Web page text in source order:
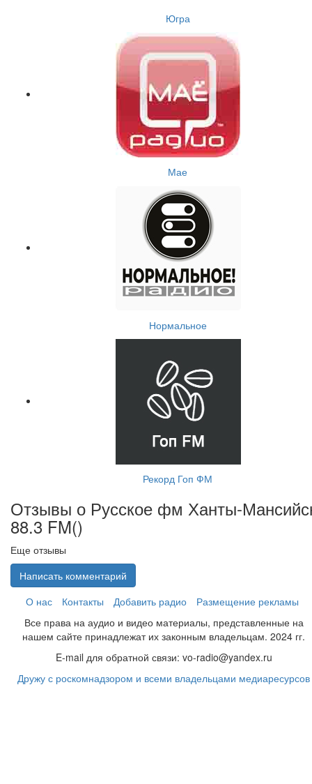
Югра
Мае
Нормальное
Рекорд Гоп ФМ
Отзывы о Русское фм Ханты-
88.3 FM()
Еще отзывы
Написать комментарий
О нас
Контакты Добавить радио
Размещение рекламы
Все права на аудио и видео материалы, представленные на
нашем сайте принадлежат их законным владельцам. 2024 гг.
E-mail для обратной связи: vo-radio@yandex.ru
Дружу с роскомнадзором и всеми владельцами медиаресурсов